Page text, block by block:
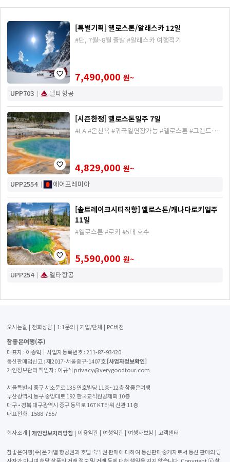
[특별기획] 옐로스톤/알래스카 12일
#단, 7월~8월 출발 #알래스카 여행적기
7,490,000 원~
UPP703 델타항공
[시즌한정] 옐로스톤일주 7일
#LA #온천욕 #귀국일연장가능 #옐로스톤 #그랜드티
4,829,000 원~
UPP2554 에어프레미아
[솔트레이크시티직항] 옐로스톤/캐나다로키일주
11일
#옐로스톤 #로키 #5대 호수
5,590,000 원~
UPP254 델타항공
오시는길 전화상담 1:1문의 기업/단체 PC버전
참좋은여행(주)
대표자 : 이종혁│사업자등록번호 : 211-87-93420
통신판매업신고 : 제2017-서울중구-1407호 [사업자정보확인]
개인정보관리 책임자 : 이규식 privacy@verygoodtour.com
서울특별시 중구 서소문로 135 연호빌딩 11층~12층 참좋은여행
부산광역시 동구 중앙대로 192 한국교직원공제회 10층
대구 • 경북 대구광역시 중구 동덕로 167 KT타워 신관 11층
대표전화 : 1588-7557
회사소개 개인정보처리방침 이용약관 여행약관 여행자보험 고객센터
참좋은여행(주)은 개별 항공권과 호텔 숙박권 판매에 대하여 통신판매중개자로서 통신 판매의 당